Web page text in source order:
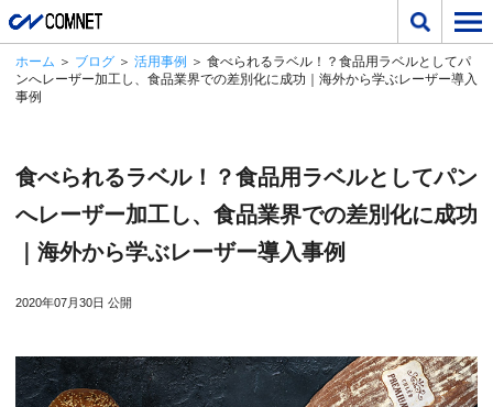
ホーム ＞ ブログ ＞ 活用事例 ＞ 食べられるラベル！？食品用ラベルとしてパ
ンへレーザー加工し、食品業界での差別化に成功｜海外から学ぶレーザー導入
事例
食べられるラベル！？食品用ラベルとしてパン
へレーザー加工し、食品業界での差別化に成功
｜海外から学ぶレーザー導入事例
2020年07月30日 公開